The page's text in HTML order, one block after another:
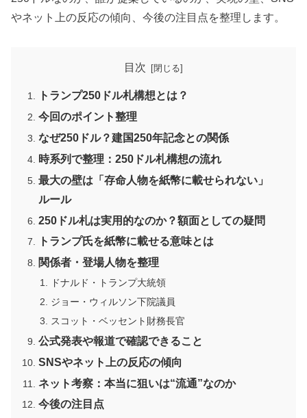
やネット上の反応の傾向、今後の注目点を整理します。
目次
トランプ250ドル札構想とは？
今回のポイント整理
なぜ250ドル？建国250年記念との関係
時系列で整理：250ドル札構想の流れ
最大の壁は「存命人物を紙幣に載せられない」
ルール
250ドル札は実用的なのか？額面としての疑問
トランプ氏を紙幣に載せる意味とは
関係者・登場人物を整理
ドナルド・トランプ大統領
ジョー・ウィルソン下院議員
スコット・ベッセント財務長官
公式発表や報道で確認できること
SNSやネット上の反応の傾向
ネット考察：本当に狙いは“流通”なのか
今後の注目点